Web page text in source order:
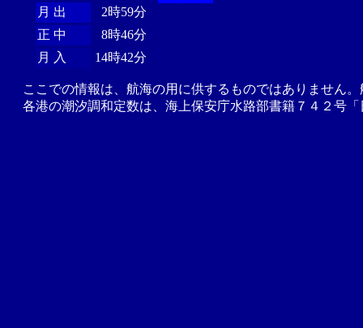
月 出
2時59分
正 中
8時46分
月 入
14時42分
ここでの情報は、航海の用に供するものではありません
各港の潮汐調和定数は、海上保安庁水路部書籍７４２号